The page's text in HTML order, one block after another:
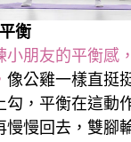
衡
小朋友的平衡感
像公雞一樣直挺
勾，平衡在這動
慢慢回去，雙腳